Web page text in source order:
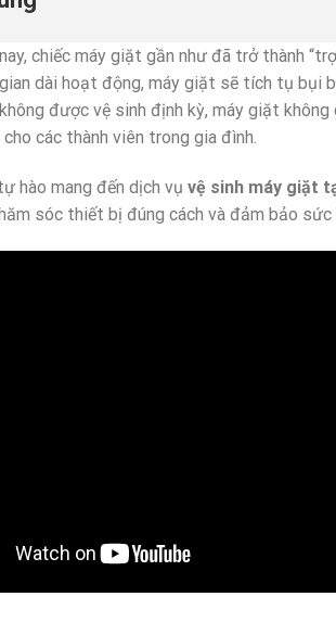
chiếc máy giặt gần như đã trở thành
dài hoạt động, máy giặt sẽ tích tụ bụi
được vệ sinh định kỳ, máy giặt
các thành viên trong gia đình.
hào mang đến dịch vụ vệ sinh máy giặt
sóc thiết bị đúng cách và đảm bảo sức